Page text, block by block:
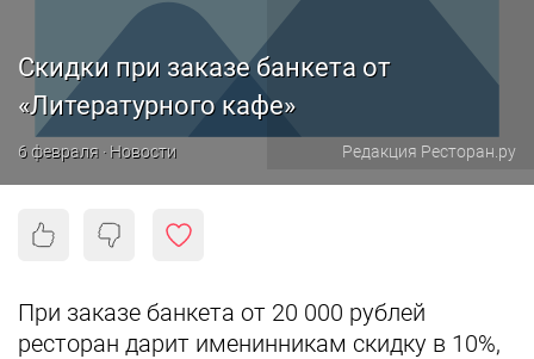
Скидки при заказе банкета от
«Литературного кафе»
6 февраля · Новости Редакция Ресторан.ру
При заказе банкета от 20 000 рублей
ресторан дарит именинникам скидку в 10%,